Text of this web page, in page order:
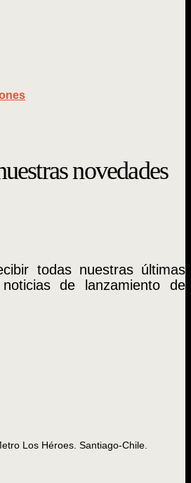
novedades
todas nuestras últimas
de lanzamiento de
Los Héroes. Santiago-Chile.